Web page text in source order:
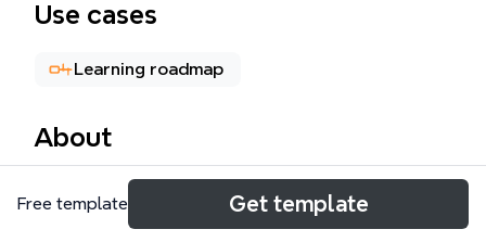
Use cases
Learning roadmap
About
메타인지 마인드맵 템플릿은 학습자가 자신의 사고 과
정을 객관적으로 인식하고 조절하는 능력을 체계화한
Free template Get template